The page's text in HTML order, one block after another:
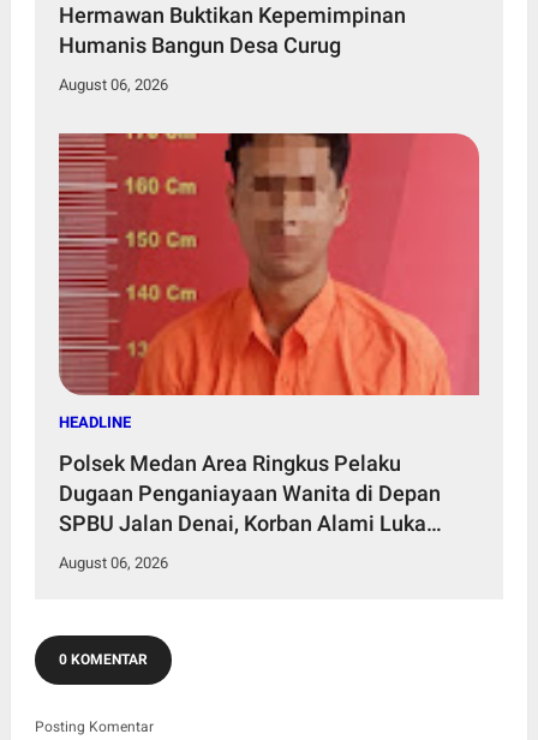
Hermawan Buktikan Kepemimpinan
Humanis Bangun Desa Curug
August 06, 2026
HEADLINE
Polsek Medan Area Ringkus Pelaku
Dugaan Penganiayaan Wanita di Depan
SPBU Jalan Denai, Korban Alami Luka
Memar
August 06, 2026
0 KOMENTAR
Posting Komentar